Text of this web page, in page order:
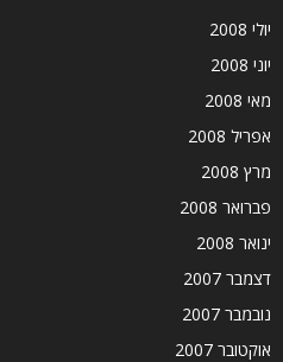
יולי 2008
יוני 2008
מאי 2008
אפריל 2008
מרץ 2008
פברואר 2008
ינואר 2008
דצמבר 2007
נובמבר 2007
אוקטובר 2007